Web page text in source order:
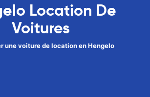
Location De
Voitures
une voiture de location en Hengelo